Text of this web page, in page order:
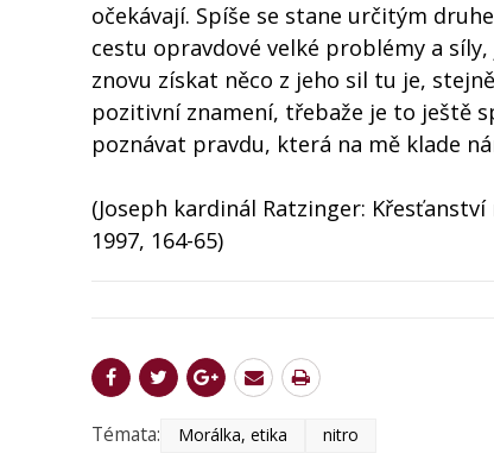
očekávají. Spíše se stane určitým
cestu opravdové velké problémy a
znovu získat něco z jeho sil tu je,
pozitivní znamení, třebaže je to ještě
poznávat pravdu, která na mě klade
(Joseph kardinál Ratzinger:
1997, 164-65)
Témata: Morálka, etika nitro